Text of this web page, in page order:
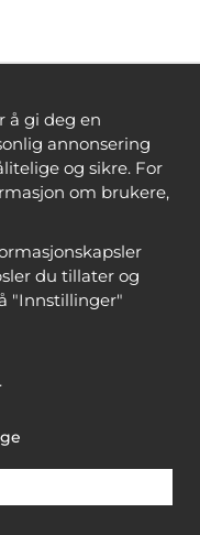
å gi deg en
annonsering
og sikre. For
om brukere,
du tillater og
"Innstillinger"